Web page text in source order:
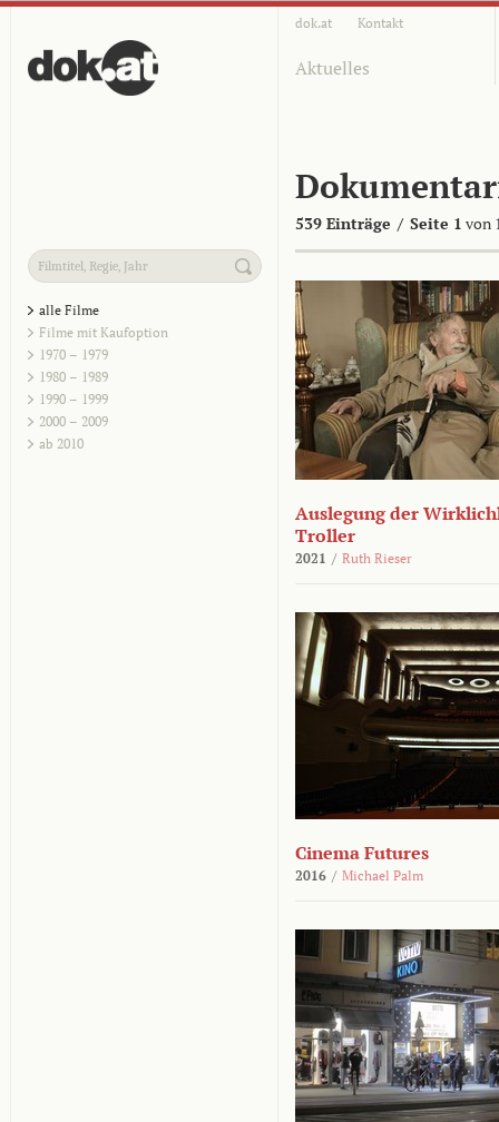
dok.at Kontakt
Aktuelles
539 Einträge / Seite 1 von
alle Filme
Filme mit Kaufoption
1970 – 1979
1980 – 1989
1990 – 1999
2000 – 2009
ab 2010
Auslegung der
Troller
2021 / Ruth Rieser
Cinema Futures
2016 / Michael Palm